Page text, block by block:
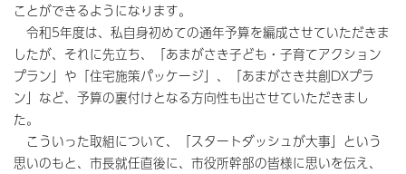
ことができるようになります。
令和5年度は、私自身初めての通年予算を編成させていただきま
したが、それに先立ち、「あまがさき子ども・子育てアクション
プラン」や「住宅施策パッケージ」、「あまがさき共創DXプラ
ン」など、予算の裏付けとなる方向性も出させていただきまし
た。
こういった取組について、「スタートダッシュが大事」という
思いのもと、市長就任直後に、市役所幹部の皆様に思いを伝え、